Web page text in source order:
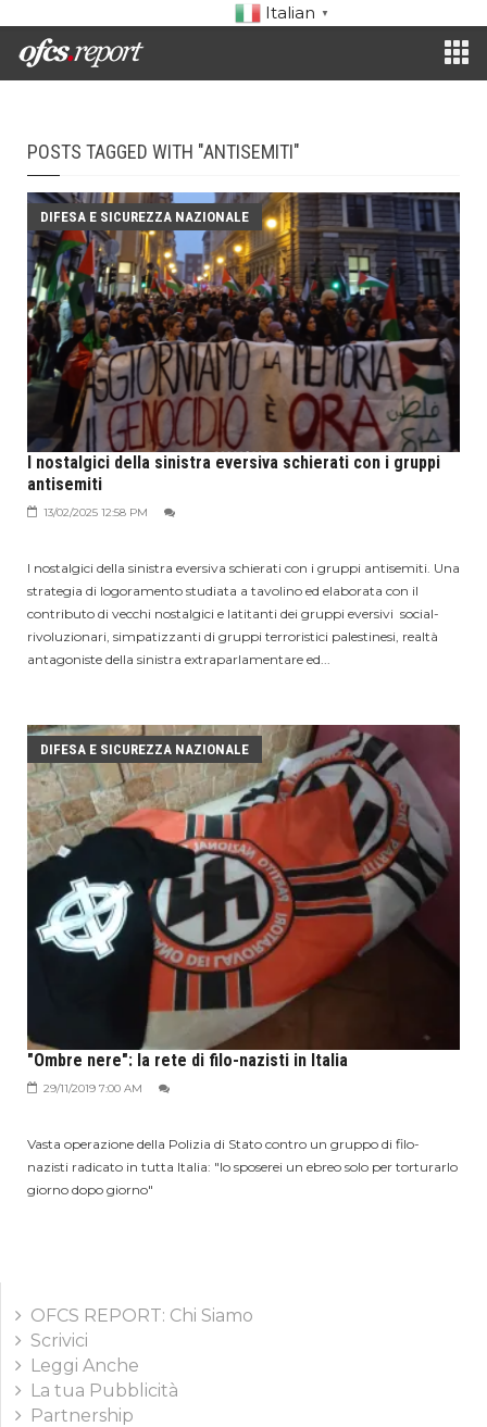
Italian ▼
POSTS TAGGED WITH "ANTISEMITI"
DIFESA E SICUREZZA NAZIONALE
I nostalgici della sinistra eversiva schierati con i gruppi
antisemiti
13/02/2025 12:58 PM
I nostalgici della sinistra eversiva schierati con i gruppi antisemiti. Una
strategia di logoramento studiata a tavolino ed elaborata con il
contributo di vecchi nostalgici e latitanti dei gruppi eversivi social-
rivoluzionari, simpatizzanti di gruppi terroristici palestinesi, realtà
antagoniste della sinistra extraparlamentare ed...
DIFESA E SICUREZZA NAZIONALE
"Ombre nere": la rete di filo-nazisti in Italia
29/11/2019 7:00 AM
Vasta operazione della Polizia di Stato contro un gruppo di filo-
nazisti radicato in tutta Italia: "Io sposerei un ebreo solo per torturarlo
giorno dopo giorno"
OFCS REPORT: Chi Siamo
Scrivici
Leggi Anche
La tua Pubblicità
Partnership